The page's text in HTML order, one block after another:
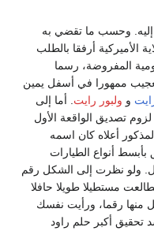
إليه. وحسب ما تقضي به
الأميركية أرفقا بالطلب
المفروضة، رسما
ممهورا في أسفل يمين
و ولبور رايت . أما إلى
تصديق الواقعة الأول
أعلاه كان اسمه
بأبسط أنواع الطيارات
ولو نظرت إلى الشكل رقم
مستطيلا طويلا حافلا
منها رقما، ورأيت نفسك
تحقيق أكبر حلم راود